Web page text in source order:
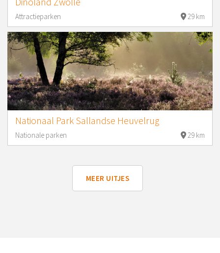
Attractieparken 29 km
Nationaal Park Sallandse Heuvelrug
Nationale parken 29 km
MEER UITJES